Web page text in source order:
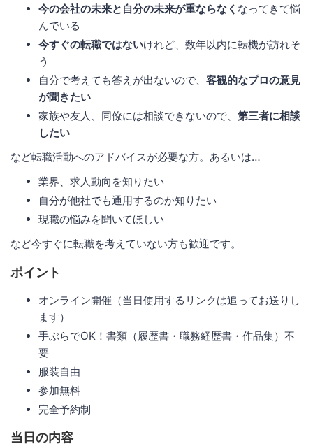
今の会社の未来と自分の未来が重ならなく なってきて悩
んでいる
今すぐの転職ではないけれど、数年以内に転機が訪れそ
う
自分で考えても答えが出ないので、 客観的なプロの意見
が聞きたい
家族や友人、同僚には相談できないので、 第三者に相談
したい
など転職活動へのアドバイスが必要な方。あるいは…
業界、求人動向を知りたい
自分が他社でも通用するのか知りたい
現職の悩みを聞いてほしい
など今すぐに転職を考えていない方も歓迎です。
ポイント
オンライン開催（当日使用するリンクは追ってお送りし
ます）
手ぶらでOK！書類（履歴書・職務経歴書・作品集）不
要
服装自由
参加無料
完全予約制
当日の内容